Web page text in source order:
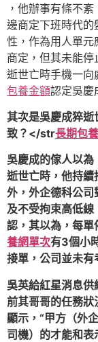
，他辦事有條不
邊商定下班時代的
性，作為用人單元
商定，但其未能
逝世亡時手機一
包養金額認定吳慶
其次是吳慶成猝
致？</str長期包養
吳慶成的傢人以
逝世亡時，他持
外，外企德科公
及不受拘束高低
認，其以為，每
養網單次有3個小
接單，公司並未有
吳英給紅星消息
前其哥哥的任務狀
顯示，“甲方（外
司機）的才能和